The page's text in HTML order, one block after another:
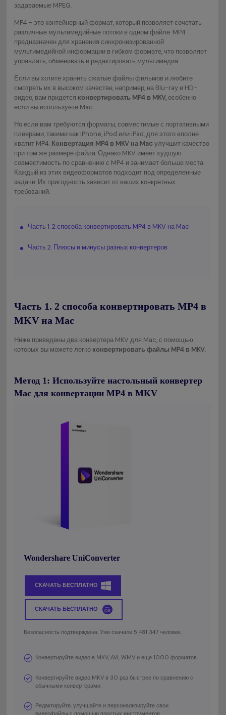
задаваемые MPEG.
MP4 - это контейнерный формат, который позволяет сочетать
различные мультимедийные потоки в одном файле. MP4
предназначен для хранения синхронизированной
мультимедийной информации в гибком формате, что позволяет
управлять, обменивать и редактировать мультимедиа.
Если вы хотите хранить сжатые файлы фильмов и любите
смотреть их в высоком качестве, например, на Blu-ray и HD-
видео, вам придется конвертировать MP4 в MKV,особенно
если вы используете Mac.
Но если вам требуются форматы, совместимые с портативными
плеерами, такими как iPhone, iPod или iPad, для этого вполне
хватит MP4. Конвертация MP4 в MKV на Mac улучшит качество
при том же размере файла. Однако MKV имеет худшую
совместимость по сравнению с MP4 и занимает больше места.
Каждый из этих видеоформатов подходит под определенные
задачи. Их пригодность зависит от ваших конкретных
требований.
Часть 1. 2 способа конвертировать MP4 в MKV на Mac
Часть 2. Плюсы и минусы разных конвертеров
Часть 1. 2 способа конвертировать MP4 в
MKV на Mac
Ниже приведены два конвертера MKV для Mac, с помощью
которых вы можете легко конвертировать файлы MP4 в MKV.
Метод 1: Используйте настольный конвертер
Mac для конвертации MP4 в MKV
Wondershare UniConverter
СКАЧАТЬ БЕСПЛАТНО
СКАЧАТЬ БЕСПЛАТНО
Безопасность подтверждена. Уже скачали 5 481 347 человек.
Конвертируйте видео в MKV, AVI, WMV и еще 1000 форматов.
Конвертируйте видео MKV в 30 раз быстрее по сравнению с
обычными конвертерами.
Редактируйте, улучшайте и персонализируйте свои
видеофайлы с помощью простых инструментов